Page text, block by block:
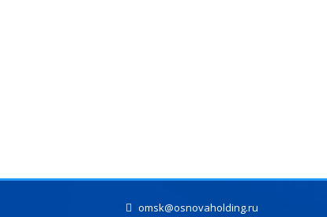
omsk@osnovaholding.ru